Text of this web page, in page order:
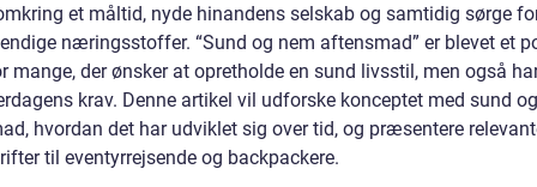
et måltid, nyde hinandens selskab og samtidig sørge
næringsstoffer. “Sund og nem aftensmad” er blevet et
mange, der ønsker at opretholde en sund livsstil, men også
krav. Denne artikel vil udforske konceptet med sund
hvordan det har udviklet sig over tid, og præsentere
til eventyrrejsende og backpackere.